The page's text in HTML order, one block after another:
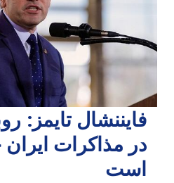
فایننشال تایمز:
در مذاکرات
است